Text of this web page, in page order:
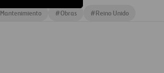
Mantenimiento #Obras #Reino Unido